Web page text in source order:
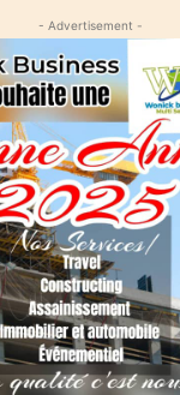
- Advertisement -